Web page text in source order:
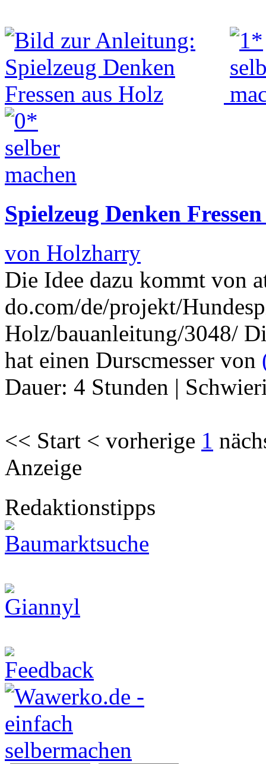
Spielzeug Denken
von Holzharry
Die Idee dazu kommt von
do.com/de/projekt/
Holz/bauanleitung/3048/
hat einen Durscmesser von
Dauer: 4 Stunden |
<< Start < vorherige 1
Anzeige
Redaktionstipps